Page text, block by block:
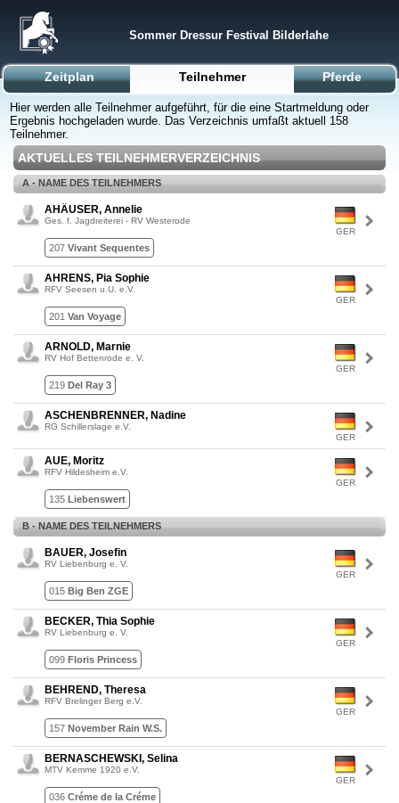
Sommer Dressur Festival Bilderlahe
Zeitplan Teilnehmer Pferde
Hier werden alle Teilnehmer aufgeführt, für die eine Startmeldung oder
Ergebnis hochgeladen wurde. Das Verzeichnis umfaßt aktuell 158
Teilnehmer.
AKTUELLES TEILNEHMERVERZEICHNIS
A - NAME DES TEILNEHMERS
GER
AHÄUSER, Annelie
Ges. f. Jagdreiterei - RV Westerode
207 Vivant Sequentes
GER
AHRENS, Pia Sophie
RFV Seesen u.U. e.V.
201 Van Voyage
GER
ARNOLD, Marnie
RV Hof Bettenrode e. V.
219 Del Ray 3
GER
ASCHENBRENNER, Nadine
RG Schillerslage e.V.
GER
AUE, Moritz
RFV Hildesheim e.V.
135 Liebenswert
B - NAME DES TEILNEHMERS
GER
BAUER, Josefin
RV Liebenburg e. V.
015 Big Ben ZGE
GER
BECKER, Thia Sophie
RV Liebenburg e. V.
099 Floris Princess
GER
BEHREND, Theresa
RFV Brelinger Berg e.V.
157 November Rain W.S.
GER
BERNASCHEWSKI, Selina
MTV Kemme 1920 e.V.
036 Créme de la Créme